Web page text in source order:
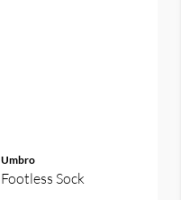
Umbro
Footless Sock